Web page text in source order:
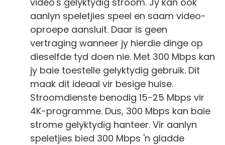
aanlyn speletjies speel en saam video-
oproepe aansluit. Daar is geen
vertraging wanneer jy hierdie dinge op
dieselfde tyd doen nie. Met 300 Mbps kan
jy baie toestelle gelyktydig gebruik. Dit
maak dit ideaal vir besige huise.
Stroomdienste benodig 15-25 Mbps vir
4K-programme. Dus, 300 Mbps kan baie
strome gelyktydig hanteer. Vir aanlyn
speletjies bied 300 Mbps 'n gladde